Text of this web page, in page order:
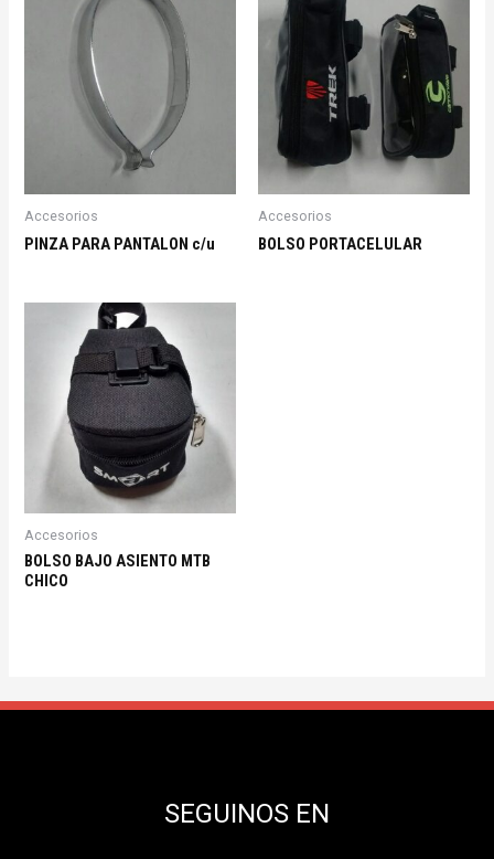
Accesorios
PINZA PARA PANTALON c/u
Accesorios
BOLSO PORTACELULAR
Accesorios
BOLSO BAJO ASIENTO MTB
CHICO
SEGUINOS EN